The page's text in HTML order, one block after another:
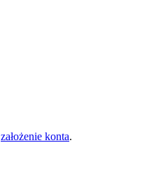
założenie konta.